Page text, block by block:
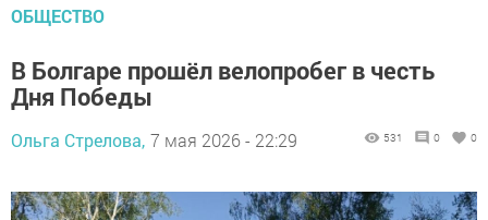
ОБЩЕСТВО
В Болгаре прошёл велопробег в честь
Дня Победы
Ольга Стрелова, 7 мая 2026 - 22:29 531 0 0